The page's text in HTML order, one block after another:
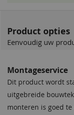
Product opties
Eenvoudig uw
Montageservice
Dit product wordt
uitgebreide
monteren is goed